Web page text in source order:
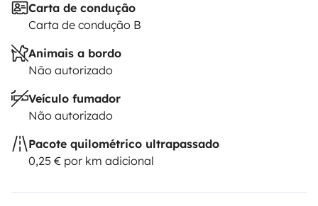
Carta de condução
Carta de condução B
Animais a bordo
Não autorizado
Veículo fumador
Não autorizado
Pacote quilométrico ultrapassado
0,25 € por km adicional